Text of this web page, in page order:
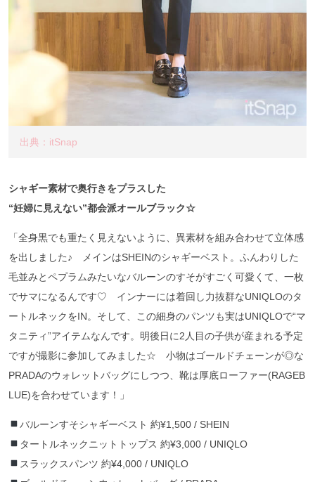
出典：itSnap
シャギー素材で奥行きをプラスした
“妊婦に見えない”都会派オールブラック☆
「全身黒でも重たく見えないように、異素材を組み合わせて立体感
を出しました♪ メインはSHEINのシャギーベスト。ふんわりした
毛並みとペプラムみたいなバルーンのすそがすごく可愛くて、一枚
でサマになるんです♡ インナーには着回し力抜群なUNIQLOのタ
ートルネックをIN。そして、この細身のパンツも実はUNIQLOで“マ
タニティ”アイテムなんです。明後日に2人目の子供が産まれる予定
ですが撮影に参加してみました☆ 小物はゴールドチェーンが◎な
PRADAのウォレットバッグにしつつ、靴は厚底ローファー(RAGEB
LUE)を合わせています！」
バルーンすそシャギーベスト 約¥1,500 / SHEIN
タートルネックニットトップス 約¥3,000 / UNIQLO
スラックスパンツ 約¥4,000 / UNIQLO